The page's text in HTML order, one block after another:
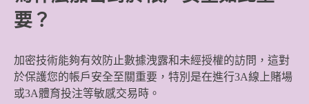
要？
加密技術能夠有效防止數據洩露和未經授權的訪問，這對
於保護您的帳戶安全至關重要，特別是在進行3A線上賭場
或3A體育投注等敏感交易時。